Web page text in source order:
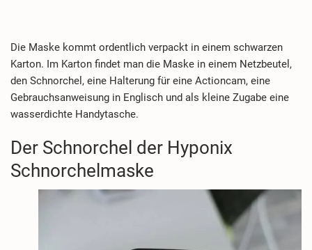
Die Maske kommt ordentlich verpackt in einem schwarzen
Karton. Im Karton findet man die Maske in einem Netzbeutel,
den Schnorchel, eine Halterung für eine Actioncam, eine
Gebrauchsanweisung in Englisch und als kleine Zugabe eine
wasserdichte Handytasche.
Der Schnorchel der Hyponix
Schnorchelmaske